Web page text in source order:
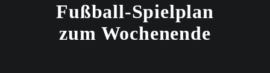
Fußball-Spielplan
zum Wochenende